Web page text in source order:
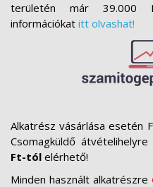
területén már 39.000
információkat itt olvashat!
Alkatrész vásárlása esetén
Csomagküldő
Ft-tól elérhető!
Minden használt alkatrészre